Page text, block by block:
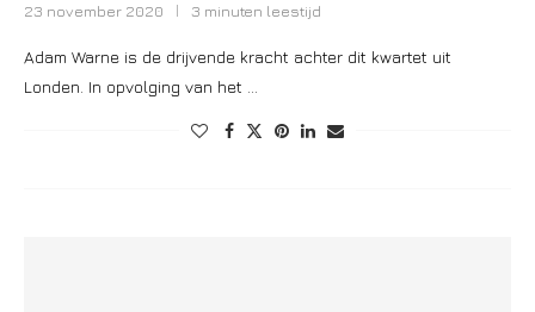
23 november 2020 3 minuten leestijd
Adam Warne is de drijvende kracht achter dit kwartet uit
Londen. In opvolging van het …